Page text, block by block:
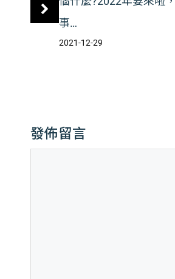
事…
2021-12-29
發佈留言